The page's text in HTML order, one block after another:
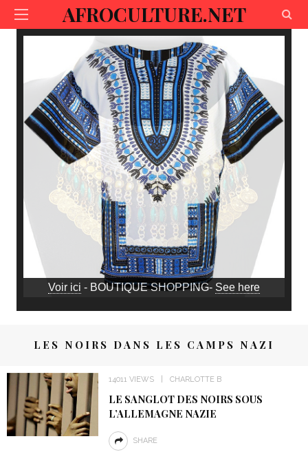
AFROCULTURE.NET
Voir ici - BOUTIQUE SHOPPING- See here
LES NOIRS DANS LES CAMPS NAZI
14011 VIEWS CHARLOTTE B
LE SANGLOT DES NOIRS SOUS
L’ALLEMAGNE NAZIE
SHARE